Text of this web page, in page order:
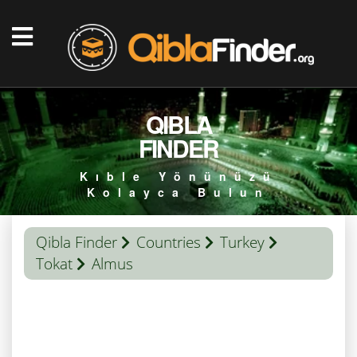
QIBLA
FINDER
Kıble Yönünüzü
Kolayca Bulun
Qibla Finder Countries
Turkey
Tokat
Almus